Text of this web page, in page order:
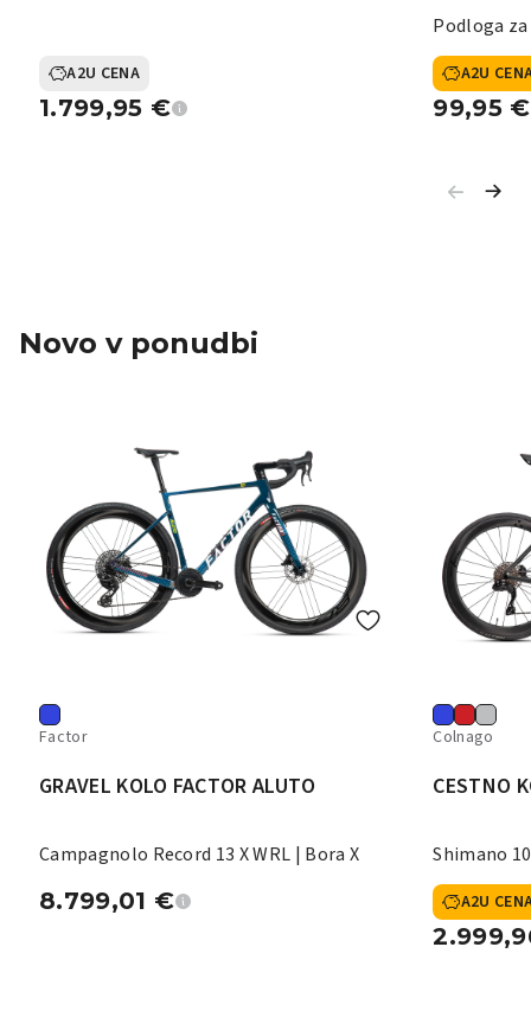
A2U CENA
1.799,95 €
Podloga
A2U
99,95 €
Novo v ponudbi
Factor
GRAVEL KOLO FACTOR ALUTO
Campagnolo Record 13 X WRL | Bora X
8.799,01 €
Colnago
CESTNO
Shimano
A2U